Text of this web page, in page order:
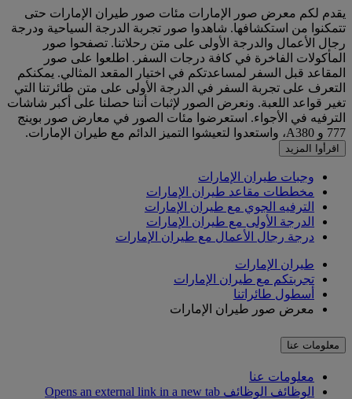
يقدم لكم معرض صور الإمارات مئات صور طيران الإمارات حتى
تتمكنوا من استكشافها. شاهدوا صور تجربة الدرجة السياحية ودرجة
رجال الأعمال والدرجة الأولى على متن رحلاتنا. تصفحوا صور
المأكولات الفاخرة في كافة درجات السفر. اطلعوا على صور
المقاعد قبل السفر لمساعدتكم في اختيار المقعد المثالي. يمكنكم
التعرف على تجربة السفر في الدرجة الأولى على متن طائرتنا التي
تغير قواعد اللعبة. ونعرض الصور لإثبات أننا حصلنا على أكبر شاشات
الترفيه في الأجواء. استعرضوا مئات الصور في معارض صور بوينج
777 و A380، واستعدوا لتعيشوا التميز الدائم مع طيران الإمارات.
اقرأوا المزيد
وجبات طيران الإمارات
مخططات مقاعد طيران الإمارات
الترفيه الجوي مع طيران الإمارات
الدرجة الأولى مع طيران الإمارات
درجة رجال الأعمال مع طيران الإمارات
طيران الإمارات
تجربتكم مع طيران الإمارات
أسطول طائراتنا
معرض صور طيران الإمارات
معلومات عنا
معلومات عنا
الوظائف الوظائف Opens an external link in a new tab